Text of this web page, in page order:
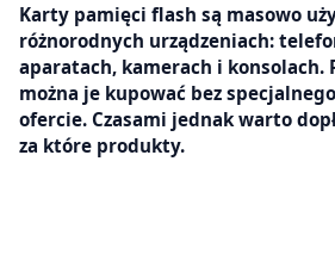
Karty pamięci flash są masowo
różnorodnych urządzeniach:
aparatach, kamerach i konsolach.
można je kupować bez
ofercie. Czasami jednak warto
za które produkty.